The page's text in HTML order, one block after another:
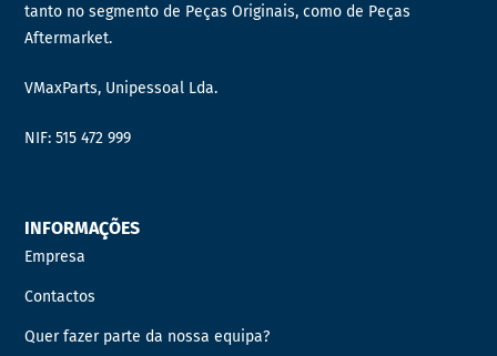
tanto no segmento de Peças Originais, como de Peças
Aftermarket.
VMaxParts, Unipessoal Lda.
NIF: 515 472 999
INFORMAÇÕES
Empresa
Contactos
Quer fazer parte da nossa equipa?